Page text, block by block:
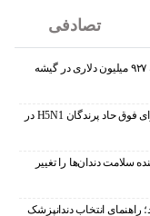
تصادفی
رکوردشکنی تاریخی «مرد عنکبوتی: روزی نو»؛ افتتاحیه ۹۲۷ میلیون دلاری در گیشه
تایید اولین تلفات گسترده پرندگان دریایی بر اثر آنفولانزای فوق حاد پرندگان H5N1 در
سلامت دندان‌ها را تغییر
را مرتکب نشوید؛ راهنمای انتخاب دندانپزشک